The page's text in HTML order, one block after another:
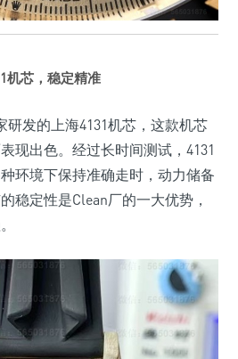
机芯，稳定精准
研发的上海4131机芯，这款机芯
现出色。经过长时间测试，4131
环境下保持准确走时，动力储备
稳定性是Clean厂的一大优势，